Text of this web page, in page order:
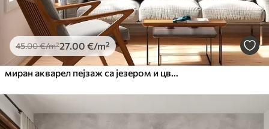
45.00€/m²27 .00 €/m²